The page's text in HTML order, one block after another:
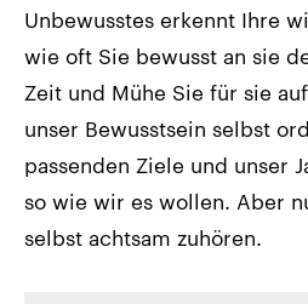
Unbewusstes erkennt Ihre
wie oft Sie bewusst an sie
Zeit und Mühe Sie für sie
unser Bewusstsein selbst
passenden Ziele und unser
so wie wir es wollen. Aber
selbst achtsam zuhören.